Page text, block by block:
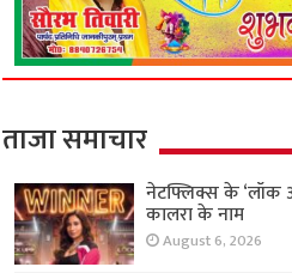
ताजा समाचार
नेटफ्लिक्स के ‘लॉक
कालरा के नाम
August 6, 2026